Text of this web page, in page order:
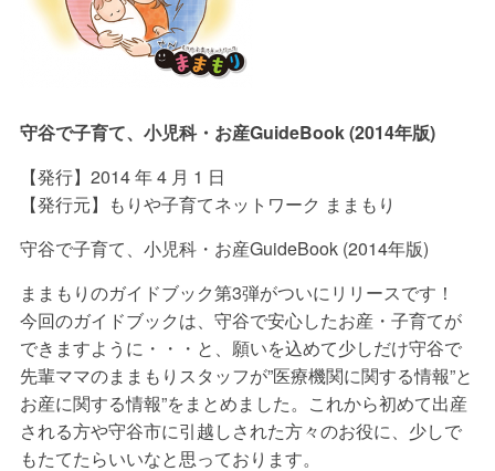
守谷で子育て、小児科・お産GuideBook (2014年版)
【発行】2014 年 4 月 1 日
【発行元】もりや子育てネットワーク ままもり
守谷で子育て、小児科・お産GuideBook (2014年版)
ままもりのガイドブック第3弾がついにリリースです！
今回のガイドブックは、守谷で安心したお産・子育てが
できますように・・・と、願いを込めて少しだけ守谷で
先輩ママのままもりスタッフが”医療機関に関する情報”と
お産に関する情報”をまとめました。これから初めて出産
される方や守谷市に引越しされた方々のお役に、少しで
もたてたらいいなと思っております。